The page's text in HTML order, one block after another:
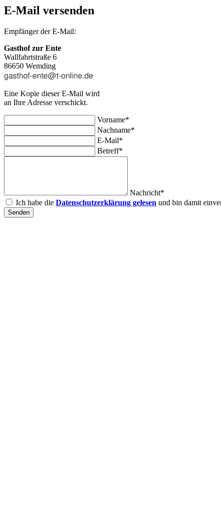
E-Mail versenden
Empfänger der E-Mail:
Gasthof zur Ente
Wallfahrtstraße 6
86650 Wemding
Eine Kopie dieser E-Mail wird
an Ihre Adresse verschickt.
Vorname*
Nachname*
E-Mail*
Betreff*
Nachricht*
Ich habe die Datenschutzerklärung gelesen und bin damit
Senden